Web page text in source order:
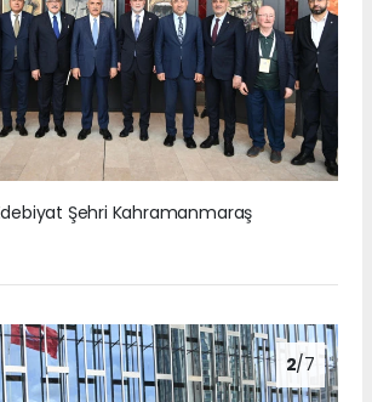
Şehri Kahramanmaraş
2/7